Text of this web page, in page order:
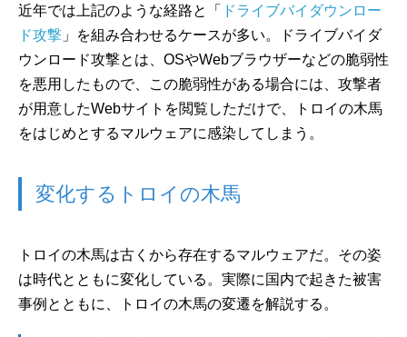
近年では上記のような経路と「
ドライブバイダウンロー
ド攻撃 」を組み合わせるケースが多い。ドライブバイダ
ウンロード攻撃とは、OSやWebブラウザーなどの脆弱性
を悪用したもので、この脆弱性がある場合には、攻撃者
が用意したWebサイトを閲覧しただけで、トロイの木馬
をはじめとするマルウェアに感染してしまう。
変化するトロイの木馬
トロイの木馬は古くから存在するマルウェアだ。その姿
は時代とともに変化している。実際に国内で起きた被害
事例とともに、トロイの木馬の変遷を解説する。